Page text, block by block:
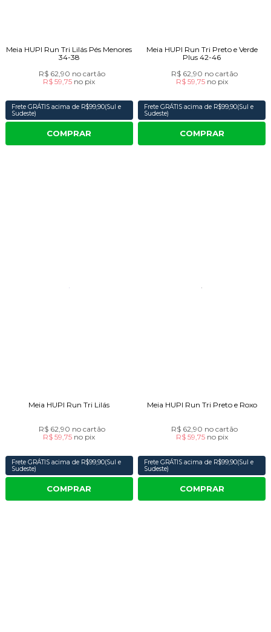
Meia HUPI Run Tri Lilás Pés Menores
34-38
R$ 62,90 no cartão
R$ 59,75 no pix
Frete GRÁTIS acima de R$99,90(Sul e
Sudeste)
COMPRAR
Meia HUPI Run Tri Preto e Verde
Plus 42-46
R$ 62,90 no cartão
R$ 59,75 no pix
Frete GRÁTIS acima de R$99,90(Sul e
Sudeste)
COMPRAR
Meia HUPI Run Tri Lilás
R$ 62,90 no cartão
R$ 59,75 no pix
Frete GRÁTIS acima de R$99,90(Sul e
Sudeste)
COMPRAR
Meia HUPI Run Tri Preto e Roxo
R$ 62,90 no cartão
R$ 59,75 no pix
Frete GRÁTIS acima de R$99,90(Sul e
Sudeste)
COMPRAR